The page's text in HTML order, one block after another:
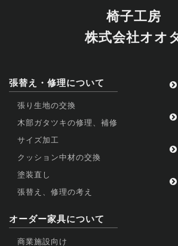
椅子工房
株式会社オオ
張替え・修理について
張り生地の交換
木部ガタツキの修理、補修
サイズ加工
クッション中材の交換
塗装直し
張替え、修理の考え
オーダー家具について
商業施設向け